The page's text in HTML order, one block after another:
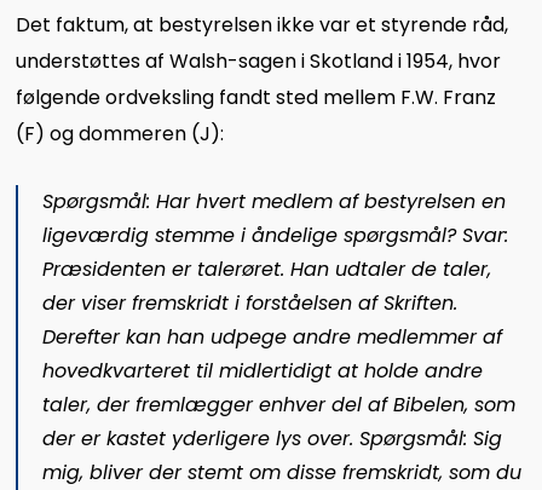
Det faktum, at bestyrelsen ikke var et styrende råd,
understøttes af Walsh-sagen i Skotland i 1954, hvor
følgende ordveksling fandt sted mellem F.W. Franz
(F) og dommeren (J):
Spørgsmål: Har hvert medlem af bestyrelsen en
ligeværdig stemme i åndelige spørgsmål? Svar:
Præsidenten er talerøret. Han udtaler de taler,
der viser fremskridt i forståelsen af Skriften.
Derefter kan han udpege andre medlemmer af
hovedkvarteret til midlertidigt at holde andre
taler, der fremlægger enhver del af Bibelen, som
der er kastet yderligere lys over. Spørgsmål: Sig
mig, bliver der stemt om disse fremskridt, som du